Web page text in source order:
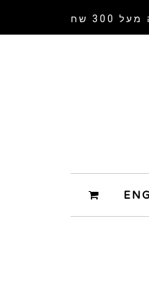
300 שח
ENG